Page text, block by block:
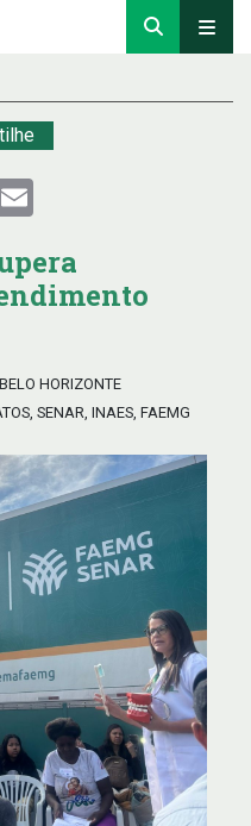
HORIZONTE
SENAR, INAES, FAEMG